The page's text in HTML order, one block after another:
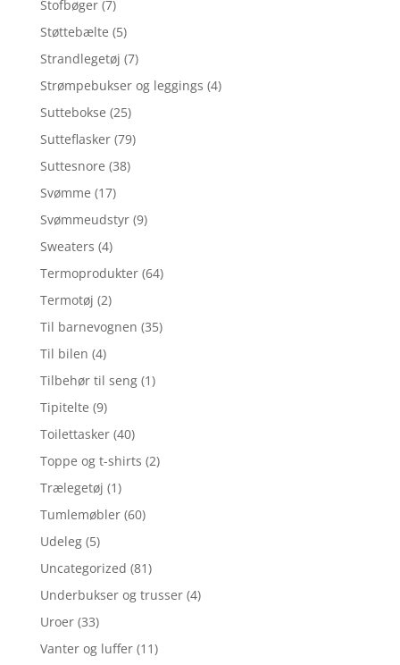
Stofbøger (7)
Støttebælte (5)
Strandlegetøj (7)
Strømpebukser og leggings (4)
Suttebokse (25)
Sutteflasker (79)
Suttesnore (38)
Svømme (17)
Svømmeudstyr (9)
Sweaters (4)
Termoprodukter (64)
Termotøj (2)
Til barnevognen (35)
Til bilen (4)
Tilbehør til seng (1)
Tipitelte (9)
Toilettasker (40)
Toppe og t-shirts (2)
Trælegetøj (1)
Tumlemøbler (60)
Udeleg (5)
Uncategorized (81)
Underbukser og trusser (4)
Uroer (33)
Vanter og luffer (11)